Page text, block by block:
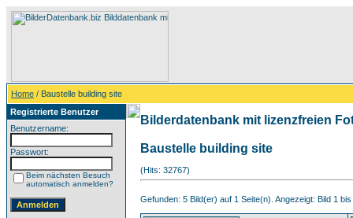
Home / Baustelle building site
Registrierte Benutzer
Benutzername:
Passwort:
Beim nächsten Besuch
automatisch anmelden?
Bilderdatenbank mit lizenzfreien
Baustelle building site
(Hits: 32767)
Gefunden: 5 Bild(er) auf 1 Seite(n). Angezeigt: Bild 1 bis